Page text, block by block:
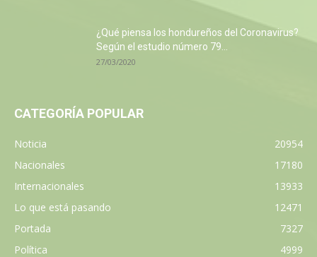
¿Qué piensa los hondureños del Coronavirus?
Según el estudio número 79...
27/03/2020
CATEGORÍA POPULAR
Noticia
20954
Nacionales
17180
Internacionales
13933
Lo que está pasando
12471
Portada
7327
Política
4999